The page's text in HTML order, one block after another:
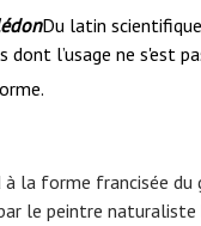
Du latin scientifique
dont l’usage ne s'est
la forme francisée du
le peintre naturaliste